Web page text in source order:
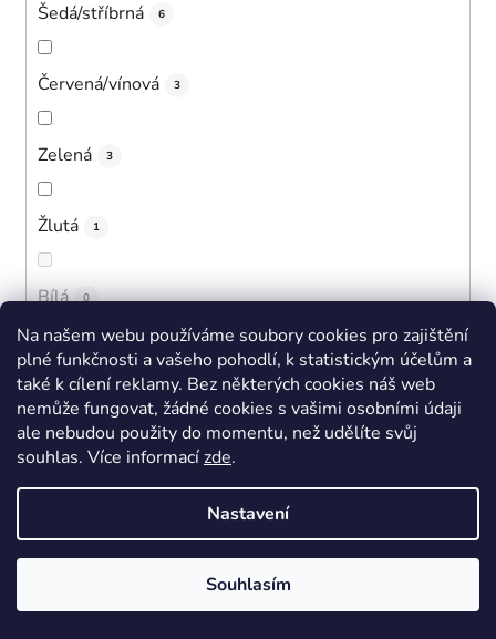
Na našem webu používáme soubory cookies pro zajištění
plné funkčnosti a vašeho pohodlí, k statistickým účelům a
také k cílení reklamy. Bez některých cookies náš web
nemůže fungovat, žádné cookies s vašimi osobními údaji
ale nebudou použity do momentu, než udělíte svůj
souhlas. Více informacízde.
Nastavení
Souhlasím
Šedá/stříbrná 6
Červená/vínová 3
Zelená 3
Žlutá 1
Bílá 0
Černá 8
Růžová 11